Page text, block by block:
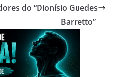
do “Dionísio Guedes
Barretto”